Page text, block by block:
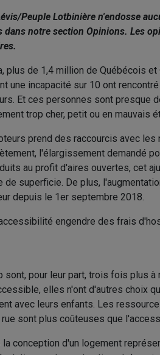
Peuple Lotbinière n'endosse
notre section Opinions. Les
plus de 1,4 million de Québécois
une incapacité sur 10 ont
Et ces personnes sont presque
trop cher, petit ou en mauvais
prend des raccourcis avec les
l'élargissement demandé
au profit d'aires ouvertes, cet
de superficie. De plus,
depuis le 1er septembre 2018.
engendre des frais
sont, pour leur part, trois fois plus
elles n'ont d'autres choix
avec leurs enfants. Les
sont plus coûteuses que
conception d'un logement